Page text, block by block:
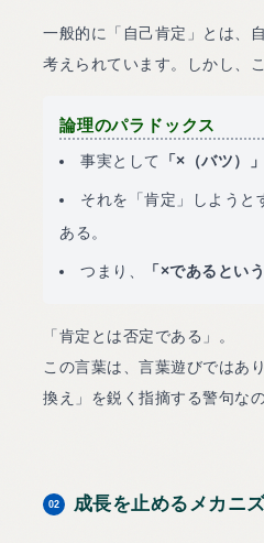
一般的に「自己肯定」とは、
考えられています。しかし、
論理のパラドックス
事実として 「×（バツ）」
それを「肯定」しようと
ある。
つまり、 「×であるとい
「肯定とは否定である」。
この言葉は、言葉遊びではあ
換え」を鋭く指摘する警句なの
02 成長を止めるメカニ